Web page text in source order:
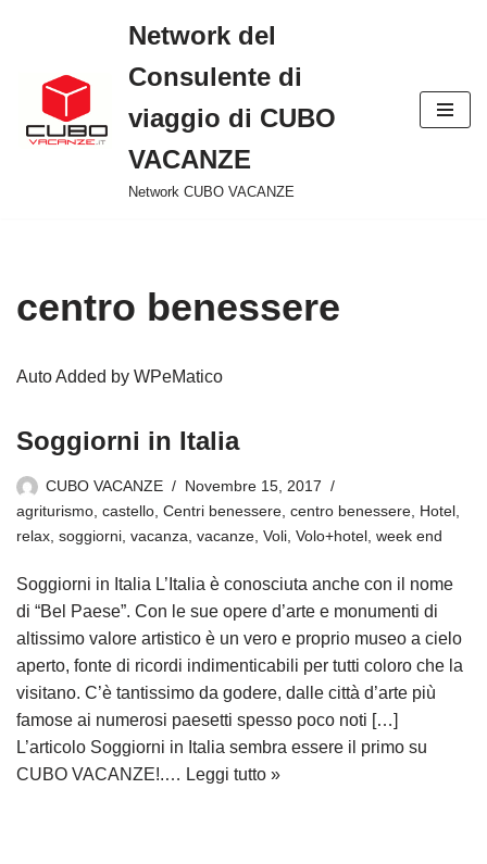
contenuto
Network del
Consulente di
viaggio di CUBO
VACANZE
Network CUBO VACANZE
centro benessere
Auto Added by WPeMatico
Soggiorni in Italia
CUBO VACANZE
Novembre 15, 2017
agriturismo castello Centri benessere centro benessere Hotel
relax soggiorni vacanza vacanze Voli Volo+hotel week end
Soggiorni in Italia L’Italia è conosciuta anche con il nome
di “Bel Paese”. Con le sue opere d’arte e monumenti di
altissimo valore artistico è un vero e proprio museo a cielo
aperto, fonte di ricordi indimenticabili per tutti coloro che la
visitano. C’è tantissimo da godere, dalle città d’arte più
famose ai numerosi paesetti spesso poco noti […]
L’articolo Soggiorni in Italia sembra essere il primo su
CUBO VACANZE!.… Leggi tutto »